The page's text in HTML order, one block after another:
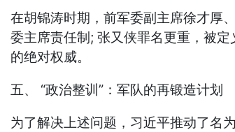
在胡锦涛时期，前军委副主席徐才厚
委主席责任制; 张又侠罪名更重，被
的绝对权威。
五、 “政治整训”：军队的再锻造计划
为了解决上述问题，习近平推动了名